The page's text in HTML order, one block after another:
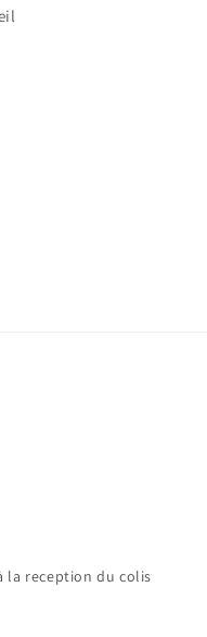
la reception du colis